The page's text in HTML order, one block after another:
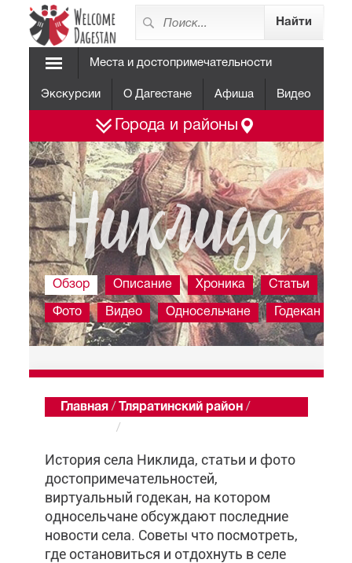
Места и достопримечательности
Экскурсии О Дагестане Афиша Видео
Города и районы
Никлида
Обзор Описание Хроника Статьи
Фото Видео Односельчане Годекан
Главная / Тляратинский район /
/
История села Никлида, статьи и фото
достопримечательностей,
виртуальный годекан, на котором
односельчане обсуждают последние
новости села. Советы что посмотреть,
где остановиться и отдохнуть в селе